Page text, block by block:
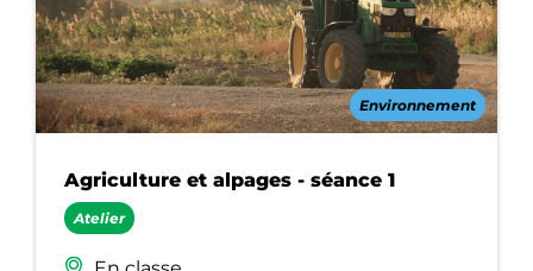
Agriculture et alpages - séance 1
Atelier
Environnement